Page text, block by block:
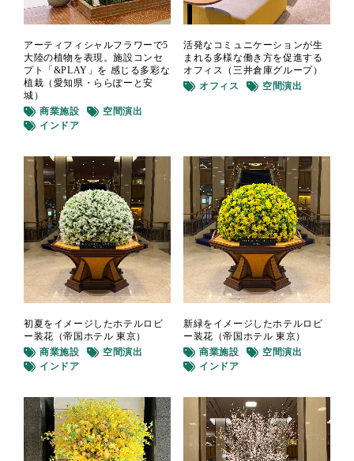
アーティフィシャルフラワーで5
大陸の植物を表現。施設コンセ
プト「&PLAY」を 感じる多彩な
植栽（愛知県・ららぽーと安
城）
商業施設
空間演出
インドア
活発なコミュニケーションが生
まれる多様な働き方を促進する
オフィス（三井倉庫グループ）
オフィス
空間演出
初夏をイメージしたホテルロビ
ー装花（帝国ホテル 東京）
商業施設
空間演出
インドア
新緑をイメージしたホテルロビ
ー装花（帝国ホテル 東京）
商業施設
空間演出
インドア